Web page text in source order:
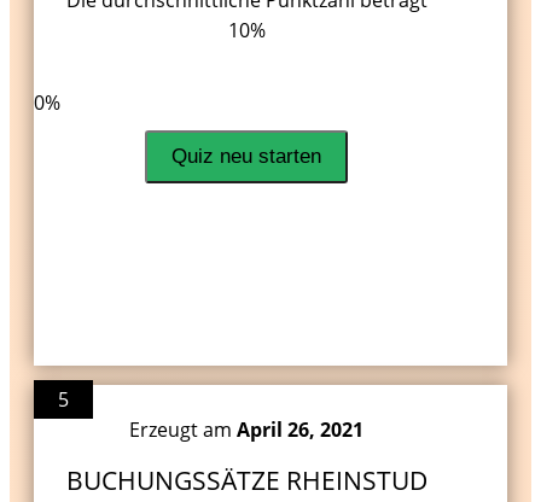
10%
0%
Quiz neu starten
5
Erzeugt amApril 26, 2021
BUCHUNGSSÄTZE RHEINSTUD